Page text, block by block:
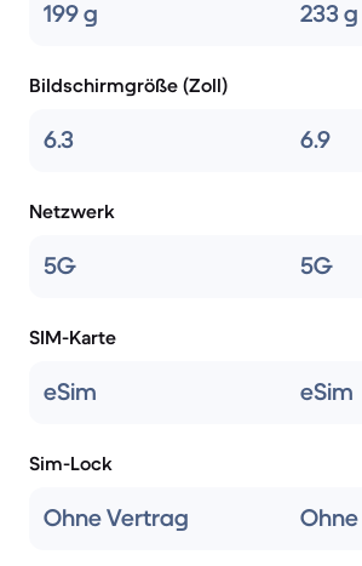
199 g 233 g
Bildschirmgröße (Zoll)
6.3 6.9
Netzwerk
5G 5G
SIM-Karte
eSim eSim
Sim-Lock
Ohne Vertrag